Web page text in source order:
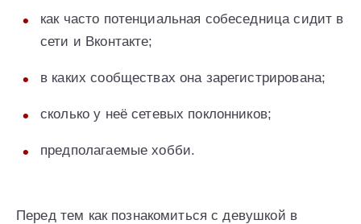
как часто потенциальная собеседница сидит в
сети и Вконтакте;
в каких сообществах она зарегистрирована;
сколько у неё сетевых поклонников;
предполагаемые хобби.
Перед тем как познакомиться с девушкой в